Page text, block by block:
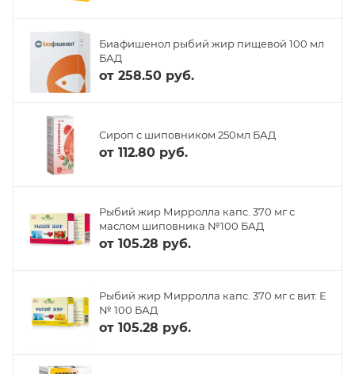
Биафишенол рыбий жир пищевой 100 мл
БАД
от 258.50 руб.
Сироп с шиповником 250мл БАД
от 112.80 руб.
Рыбий жир Мирролла капс. 370 мг с
маслом шиповника №100 БАД
от 105.28 руб.
Рыбий жир Мирролла капс. 370 мг с вит. Е
№ 100 БАД
от 105.28 руб.